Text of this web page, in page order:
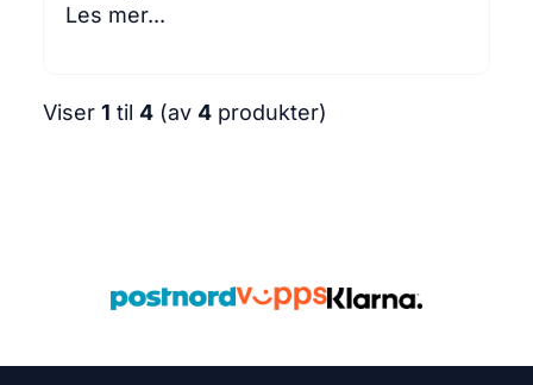
Les mer...
Viser 1 til 4 (av 4 produkter)